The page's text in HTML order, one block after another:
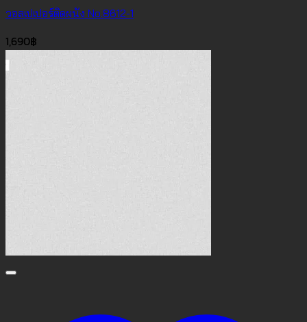
วอลเปเปอร์ติดผนัง No.8612-1
1,690฿